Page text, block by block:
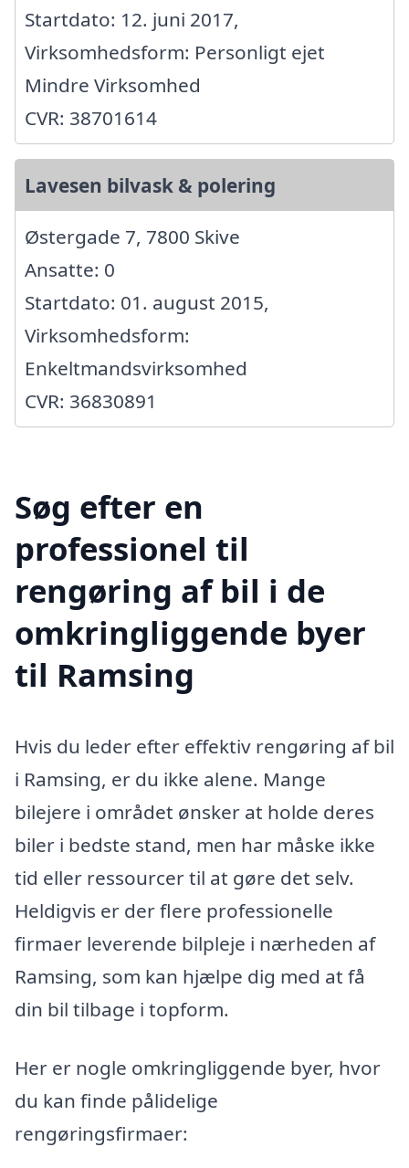
Startdato: 12. juni 2017,
Virksomhedsform: Personligt ejet
Mindre Virksomhed
CVR: 38701614
Lavesen bilvask & polering
Østergade 7, 7800 Skive
Ansatte: 0
Startdato: 01. august 2015,
Virksomhedsform:
Enkeltmandsvirksomhed
CVR: 36830891
Søg efter en
professionel til
rengøring af bil i de
omkringliggende byer
til Ramsing
Hvis du leder efter effektiv rengøring af bil
i Ramsing, er du ikke alene. Mange
bilejere i området ønsker at holde deres
biler i bedste stand, men har måske ikke
tid eller ressourcer til at gøre det selv.
Heldigvis er der flere professionelle
firmaer leverende bilpleje i nærheden af
Ramsing, som kan hjælpe dig med at få
din bil tilbage i topform.
Her er nogle omkringliggende byer, hvor
du kan finde pålidelige
rengøringsfirmaer: